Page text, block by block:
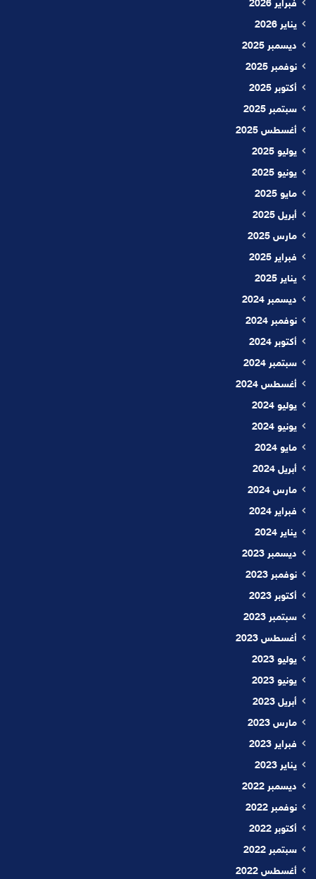
فبراير 2026
يناير 2026
ديسمبر 2025
نوفمبر 2025
أكتوبر 2025
سبتمبر 2025
أغسطس 2025
يوليو 2025
يونيو 2025
مايو 2025
أبريل 2025
مارس 2025
فبراير 2025
يناير 2025
ديسمبر 2024
نوفمبر 2024
أكتوبر 2024
سبتمبر 2024
أغسطس 2024
يوليو 2024
يونيو 2024
مايو 2024
أبريل 2024
مارس 2024
فبراير 2024
يناير 2024
ديسمبر 2023
نوفمبر 2023
أكتوبر 2023
سبتمبر 2023
أغسطس 2023
يوليو 2023
يونيو 2023
أبريل 2023
مارس 2023
فبراير 2023
يناير 2023
ديسمبر 2022
نوفمبر 2022
أكتوبر 2022
سبتمبر 2022
أغسطس 2022